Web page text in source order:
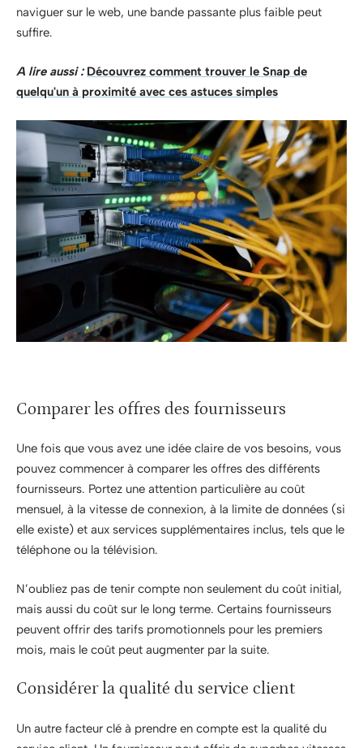
naviguer sur le web, une bande passante plus faible peut
suffire.
A lire aussi : Découvrez comment trouver le Snap de
quelqu'un à proximité avec ces astuces simples
Comparer les offres des fournisseurs
Une fois que vous avez une idée claire de vos besoins, vous
pouvez commencer à comparer les offres des différents
fournisseurs. Portez une attention particulière au coût
mensuel, à la vitesse de connexion, à la limite de données (si
elle existe) et aux services supplémentaires inclus, tels que le
téléphone ou la télévision.
N’oubliez pas de tenir compte non seulement du coût initial,
mais aussi du coût sur le long terme. Certains fournisseurs
peuvent offrir des tarifs promotionnels pour les premiers
mois, mais le coût peut augmenter par la suite.
Considérer la qualité du service client
Un autre facteur clé à prendre en compte est la qualité du